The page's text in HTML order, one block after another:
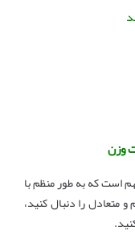
وزن
است که به طور منظم با
را دنبال کنید،